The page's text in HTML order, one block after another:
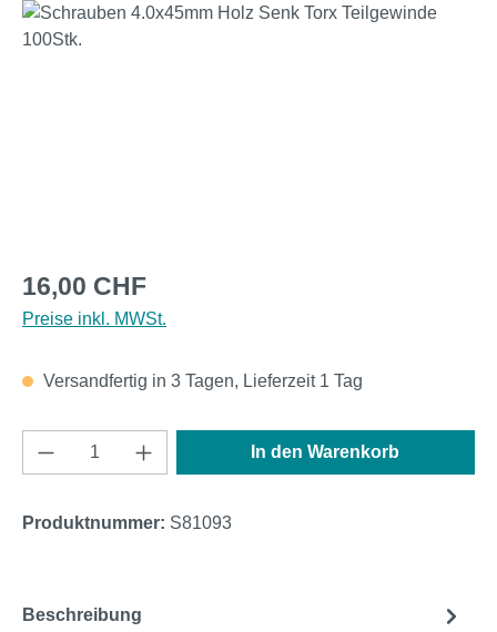
Bildergalerie überspringen
Regulärer Preis:
16,00 CHF
Preise inkl. MWSt.
Versandfertig in 3 Tagen, Lieferzeit 1 Tag
Produkt Anzahl: Gib den gewünschten
In den Warenkorb
Produktnummer: S81093
Beschreibung